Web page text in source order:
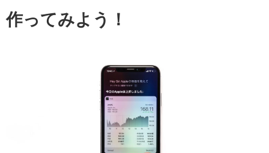
作ってみよう！